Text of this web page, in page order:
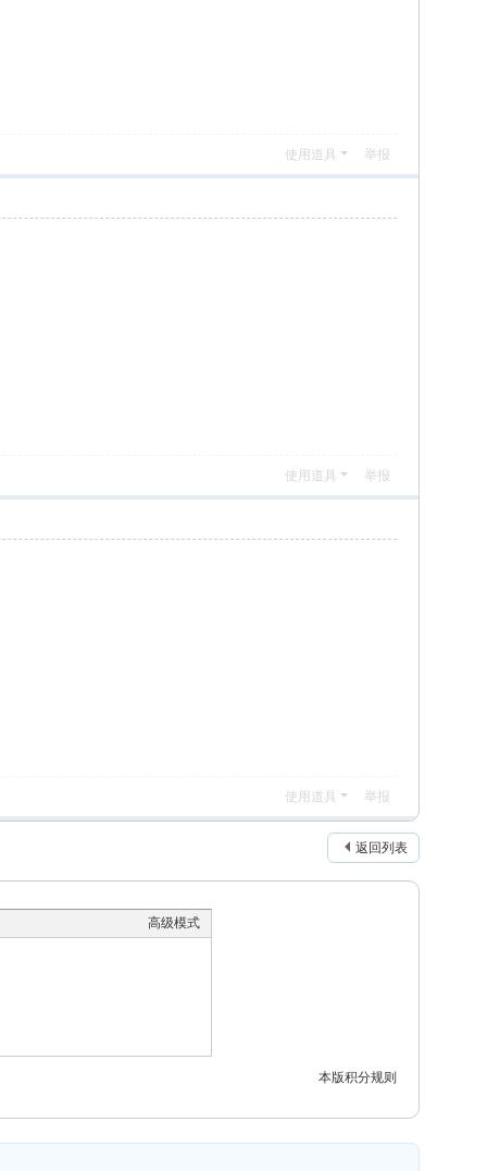
使用道具 举报
使用道具 举报
使用道具 举报
返回列表
高级模式
本版积分规则